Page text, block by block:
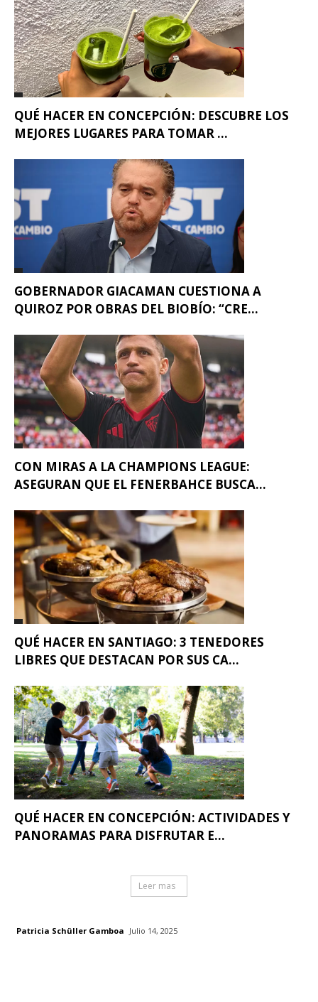
QUÉ HACER EN CONCEPCIÓN: DESCUBRE LOS
MEJORES LUGARES PARA TOMAR ...
GOBERNADOR GIACAMAN CUESTIONA A
QUIROZ POR OBRAS DEL BIOBÍO: “CRE...
CON MIRAS A LA CHAMPIONS LEAGUE:
ASEGURAN QUE EL FENERBAHCE BUSCA...
QUÉ HACER EN SANTIAGO: 3 TENEDORES
LIBRES QUE DESTACAN POR SUS CA...
QUÉ HACER EN CONCEPCIÓN: ACTIVIDADES Y
PANORAMAS PARA DISFRUTAR E...
Leer mas
Patricia Schüller Gamboa Julio 14, 2025